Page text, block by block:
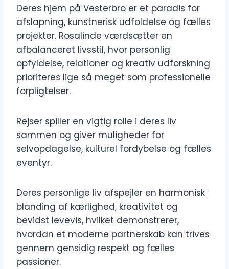
Deres hjem på Vesterbro er et paradis for
afslapning, kunstnerisk udfoldelse og fælles
projekter. Rosalinde værdsætter en
afbalanceret livsstil, hvor personlig
opfyldelse, relationer og kreativ udforskning
prioriteres lige så meget som professionelle
forpligtelser.
Rejser spiller en vigtig rolle i deres liv
sammen og giver muligheder for
selvopdagelse, kulturel fordybelse og fælles
eventyr.
Deres personlige liv afspejler en harmonisk
blanding af kærlighed, kreativitet og
bevidst levevis, hvilket demonstrerer,
hvordan et moderne partnerskab kan trives
gennem gensidig respekt og fælles
passioner.